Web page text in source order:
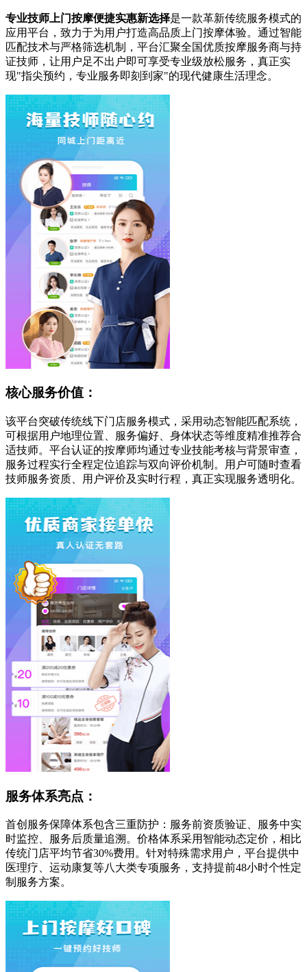
专业技师上门按摩便捷实惠新选择是一款革新传统服务模式的
应用平台，致力于为用户打造高品质上门按摩体验。通过智能
匹配技术与严格筛选机制，平台汇聚全国优质按摩服务商与持
证技师，让用户足不出户即可享受专业级放松服务，真正实
现"指尖预约，专业服务即刻到家"的现代健康生活理念。
核心服务价值：
该平台突破传统线下门店服务模式，采用动态智能匹配系统，
可根据用户地理位置、服务偏好、身体状态等维度精准推荐合
适技师。平台认证的按摩师均通过专业技能考核与背景审查，
服务过程实行全程定位追踪与双向评价机制。用户可随时查看
技师服务资质、用户评价及实时行程，真正实现服务透明化。
服务体系亮点：
首创服务保障体系包含三重防护：服务前资质验证、服务中实
时监控、服务后质量追溯。价格体系采用智能动态定价，相比
传统门店平均节省30%费用。针对特殊需求用户，平台提供中
医理疗、运动康复等八大类专项服务，支持提前48小时个性定
制服务方案。